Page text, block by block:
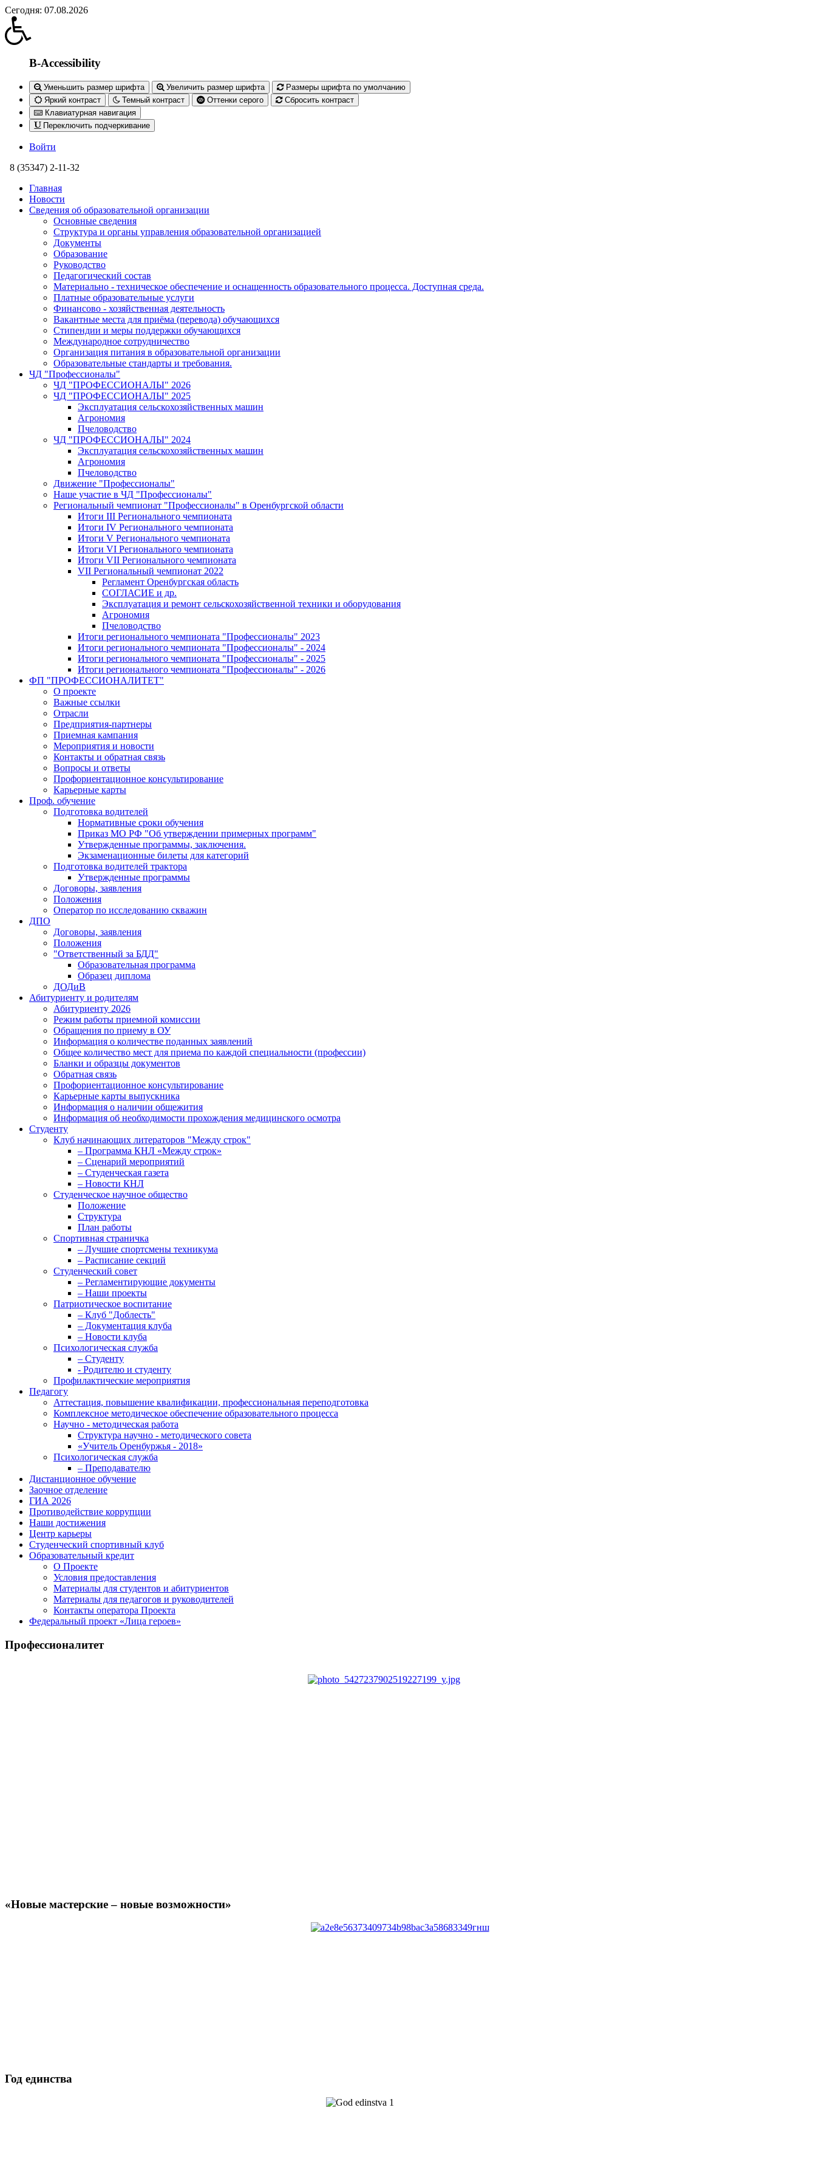
Сегодня: 07.08.2026
B-Accessibility
Уменьшить размер шрифта Увеличить размер шрифта
Размеры шрифта по умолчанию
Яркий контраст
Темный контраст Оттенки серого
Сбросить контраст
Клавиатурная навигация
Переключить подчеркивание
Войти
8 (35347) 2-11-32
Главная
Новости
Сведения об образовательной организации
Основные сведения
Структура и органы управления образовательной организацией
Документы
Образование
Руководство
Педагогический состав
Материально - техническое обеспечение и оснащенность образовательного процесса. Доступная среда.
Платные образовательные услуги
Финансово - хозяйственная деятельность
Вакантные места для приёма (перевода) обучающихся
Стипендии и меры поддержки обучающихся
Международное сотрудничество
Организация питания в образовательной организации
Образовательные стандарты и требования.
ЧД "Профессионалы"
ЧД "ПРОФЕССИОНАЛЫ" 2026
ЧД "ПРОФЕССИОНАЛЫ" 2025
Эксплуатация сельскохозяйственных машин
Агрономия
Пчеловодство
ЧД "ПРОФЕССИОНАЛЫ" 2024
Эксплуатация сельскохозяйственных машин
Агрономия
Пчеловодство
Движение "Профессионалы"
Наше участие в ЧД "Профессионалы"
Региональный чемпионат "Профессионалы" в Оренбургской области
Итоги III Регионального чемпионата
Итоги IV Регионального чемпионата
Итоги V Регионального чемпионата
Итоги VI Регионального чемпионата
Итоги VII Регионального чемпионата
VII Региональный чемпионат 2022
Регламент Оренбургская область
СОГЛАСИЕ и др.
Эксплуатация и ремонт сельскохозяйственной техники и оборудования
Агрономия
Пчеловодство
Итоги регионального чемпионата "Профессионалы" 2023
Итоги регионального чемпионата "Профессионалы" - 2024
Итоги регионального чемпионата "Профессионалы" - 2025
Итоги регионального чемпионата "Профессионалы" - 2026
ФП "ПРОФЕССИОНАЛИТЕТ"
О проекте
Важные ссылки
Отрасли
Предприятия-партнеры
Приемная кампания
Мероприятия и новости
Контакты и обратная связь
Вопросы и ответы
Профориентационное консультирование
Карьерные карты
Проф. обучение
Подготовка водителей
Нормативные сроки обучения
Приказ МО РФ "Об утверждении примерных программ"
Утвержденные программы, заключения.
Экзаменационные билеты для категорий
Подготовка водителей трактора
Утвержденные программы
Договоры, заявления
Положения
Оператор по исследованию скважин
ДПО
Договоры, заявления
Положения
"Ответственный за БДД"
Образовательная программа
Образец диплома
ДОДиВ
Абитуриенту и родителям
Абитуриенту 2026
Режим работы приемной комиссии
Обращения по приему в ОУ
Информация о количестве поданных заявлений
Общее количество мест для приема по каждой специальности (профессии)
Бланки и образцы документов
Обратная связь
Профориентационное консультирование
Карьерные карты выпускника
Информация о наличии общежития
Информация об необходимости прохождения медицинского осмотра
Студенту
Клуб начинающих литераторов "Между строк"
– Программа КНЛ «Между строк»
– Сценарий мероприятий
– Студенческая газета
– Новости КНЛ
Студенческое научное общество
Положение
Структура
План работы
Спортивная страничка
– Лучшие спортсмены техникума
– Расписание секций
Студенческий совет
– Регламентирующие документы
– Наши проекты
Патриотическое воспитание
– Клуб "Доблесть"
– Документация клуба
– Новости клуба
Психологическая служба
– Студенту
- Родителю и студенту
Профилактические мероприятия
Педагогу
Аттестация, повышение квалификации, профессиональная переподготовка
Комплексное методическое обеспечение образовательного процесса
Научно - методическая работа
Структура научно - методического совета
«Учитель Оренбуржья - 2018»
Психологическая служба
– Преподавателю
Дистанционное обучение
Заочное отделение
ГИА 2026
Противодействие коррупции
Наши достижения
Центр карьеры
Студенческий спортивный клуб
Образовательный кредит
О Проекте
Условия предоставления
Материалы для студентов и абитуриентов
Материалы для педагогов и руководителей
Контакты оператора Проекта
Федеральный проект «Лица героев»
Профессионалитет
«Новые мастерские – новые возможности»
Год единства